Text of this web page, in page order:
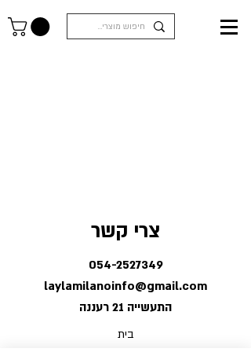
צרי קשר
054-2527349
laylamilanoinfo@gmail.com
התעשייה 21 רעננה
בית